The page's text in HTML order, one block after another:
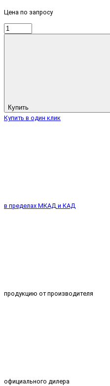
Цена по запросу
Купить
Купить в один клик
в пределах МКАД и КАД
продукцию от производителя
официального дилера